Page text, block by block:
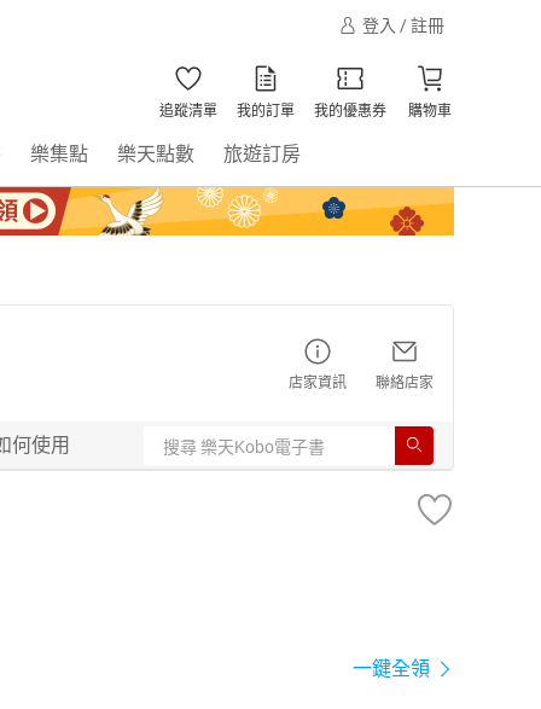
登入 / 註冊
追蹤清單 我的訂單 我的優惠券 購物車
樂集點 樂天點數 旅遊訂房
店家資訊 聯絡店家
何使用
一鍵全領